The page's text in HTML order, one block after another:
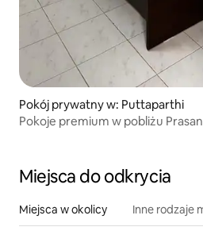
Pokój prywatny w: Puttaparthi
Pokoje premium w pobliżu
Miejsca do odkrycia
Miejsca w okolicy Inne rodzaje